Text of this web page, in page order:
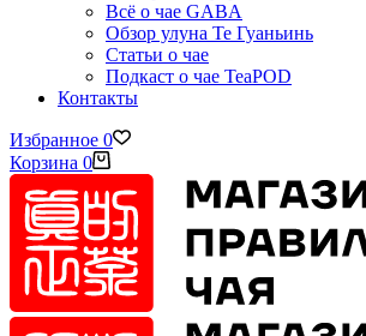
Всё о чае GABA
Обзор улуна Те Гуаньинь
Статьи о чае
Подкаст о чае TeaPOD
Контакты
Избранное 0
Корзина 0